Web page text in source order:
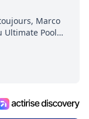
Marco
Ultimate Pool
en guide de
Pierre.
les